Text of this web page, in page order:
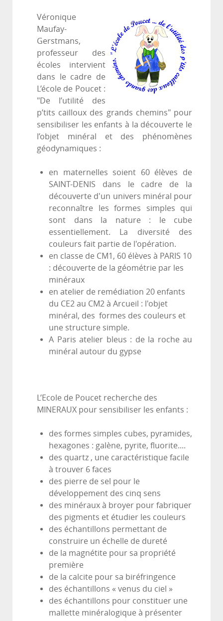
Véronique
Maufay-
Gerstmans,
professeur des
écoles intervient
dans le cadre de
L’école de Poucet :
"De l’utilité des
p’tits cailloux des grands chemins" pour
sensibiliser les enfants à la découverte le
l’objet minéral et des phénomènes
géodynamiques :
en maternelles soient 60 élèves de
SAINT-DENIS dans le cadre de la
découverte d'un univers minéral pour
reconnaître les formes simples qui
sont dans la nature : le cube
essentiellement. La diversité des
couleurs fait partie de l'opération.
en classe de CM1, 60 élèves à PARIS 10
: découverte de la géométrie par les
minéraux
en atelier de remédiation 20 enfants
du CE2 au CM2 à Arcueil : l'objet
minéral, des formes des couleurs et
une structure simple.
A Paris atelier bleus : de la roche au
minéral autour du gypse
L’Ecole de Poucet recherche des
MINERAUX pour sensibiliser les enfants :
des formes simples cubes, pyramides,
hexagones : galène, pyrite, fluorite....
des quartz , une caractéristique facile
à trouver 6 faces
des pierre de sel pour le
développement des cinq sens
des minéraux à broyer pour fabriquer
des pigments et étudier les couleurs
des échantillons permettant de
construire un échelle de dureté
de la magnétite pour sa propriété
première
de la calcite pour sa biréfringence
des échantillons « venus du ciel »
des échantillons pour constituer une
mallette minéralogique à présenter